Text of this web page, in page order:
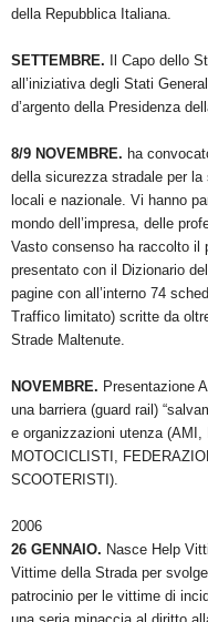
della Repubblica Italiana.
SETTEMBRE.
Il Capo dello
all’iniziativa degli Stati
d’argento della Presidenza
8/9 NOVEMBRE. ha
della sicurezza stradale per
locali e nazionale. Vi hanno
mondo dell’impresa, delle
Vasto consenso ha raccolto il
presentato con il Dizionario
pagine con all’interno 74
Traffico limitato) scritte da
Strade Maltenute.
NOVEMBRE. Presentazione
una barriera (guard rail)
e organizzazioni utenza
MOTOCICLISTI,
SCOOTERISTI).
2006
26 GENNAIO. Nasce Help
Vittime della Strada per
patrocinio per le vittime di